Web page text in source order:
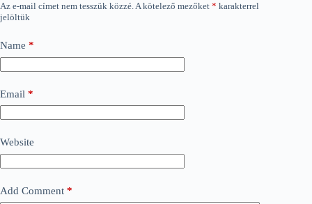
Az e-mail címet nem tesszük közzé.A kötelező mezőket * karakterrel
jelöltük
Name *
Email *
Website
Add Comment *